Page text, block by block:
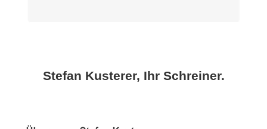
Stefan Kusterer, Ihr Schreiner.